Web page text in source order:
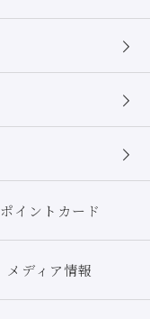
ポイントカード
メディア情報